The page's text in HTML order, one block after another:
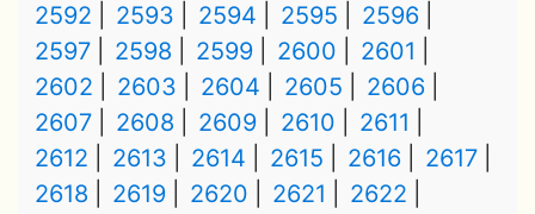
2592
2593 2594 2595
2596
2597
2598 2599 2600
2601
2602
2603 2604 2605
2606
2607
2608 2609 2610
2611
2612
2613 2614 2615 2616
2617
2618
2619 2620 2621
2622